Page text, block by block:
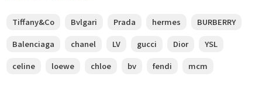
Tiffany&Co Bvlgari Prada hermes
BURBERRY
Balenciaga
chanel LV gucci Dior
YSL
celine
loewe chloe bv fendi mcm